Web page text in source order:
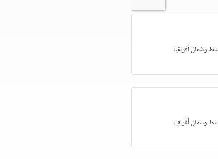
وشمال أفريقيا
وشمال أفريقيا